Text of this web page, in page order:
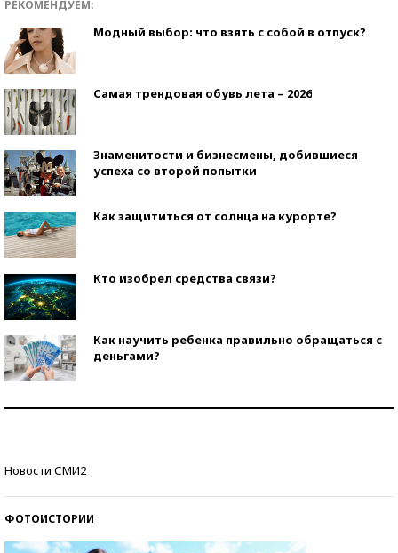
РЕКОМЕНДУЕМ:
Модный выбор: что взять с собой в отпуск?
Самая трендовая обувь лета – 2026
Знаменитости и бизнесмены, добившиеся
успеха со второй попытки
Как защититься от солнца на курорте?
Кто изобрел средства связи?
Как научить ребенка правильно обращаться с
деньгами?
Новости СМИ2
ФОТОИСТОРИИ